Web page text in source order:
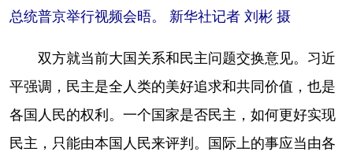
总统普京举行视频会晤。 新华社记者 刘彬 摄
双方就当前大国关系和民主问题交换意见。习近
平强调，民主是全人类的美好追求和共同价值，也是
各国人民的权利。一个国家是否民主，如何更好实现
民主，只能由本国人民来评判。国际上的事应当由各